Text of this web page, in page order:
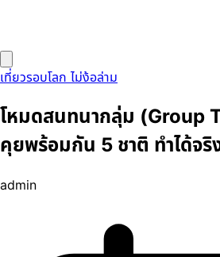
เที่ยวรอบโลก ไม่ง้อล่าม
โหมดสนทนากลุ่ม (Group
คุยพร้อมกัน 5 ชาติ ทำได้จริ
admin